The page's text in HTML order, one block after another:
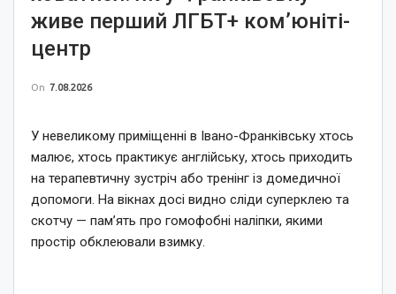
живе перший ЛГБТ+ ком’юніті-
центр
On 7.08.2026
У невеликому приміщенні в Івано-Франківську хтось
малює, хтось практикує англійську, хтось приходить
на терапевтичну зустріч або тренінг із домедичної
допомоги. На вікнах досі видно сліди суперклею та
скотчу — пам’ять про гомофобні наліпки, якими
простір обклеювали взимку.